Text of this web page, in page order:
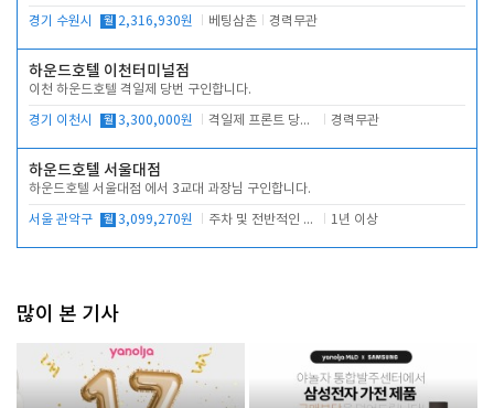
경기 수원시 월 2,316,930원 베팅삼촌 경력무관
하운드호텔 이천터미널점
이천 하운드호텔 격일제 당번 구인합니다.
경기 이천시 월 3,300,000원 격일제 프론트 당번 업무로 주차 및 객실 점검 경력무관
하운드호텔 서울대점
하운드호텔 서울대점 에서 3교대 과장님 구인합니다.
서울 관악구 월 3,099,270원 주차 및 전반적인 당번업무 1년 이상
많이 본 기사